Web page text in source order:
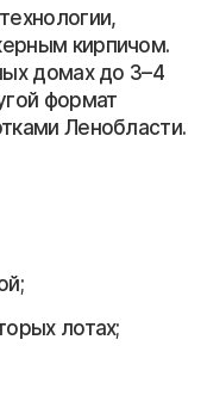
кирпичом.
домах до 3–4
формат
Ленобласти.
лотах;